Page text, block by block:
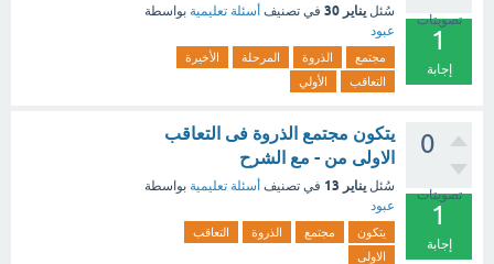
تصويتات
1
إجابة
سُئل يناير 30 في تصنيف أسئلة تعليمية بواسطة
عبود
مجتمع الذروة المرحلة
الأخيرة
التعاقب
الأولي
0
تصويتات
1
إجابة
يتكون مجتمع الذروة فى التعاقب
الاولى من - مع الشرح
سُئل يناير 13 في تصنيف أسئلة تعليمية بواسطة
عبود
يتكون مجتمع الذروة
التعاقب
الاولى